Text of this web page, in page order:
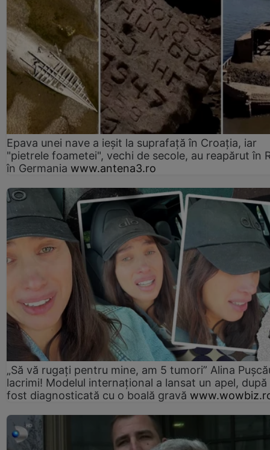
Epava unei nave a ieșit la suprafață în Croația, iar
"pietrele foametei", vechi de secole, au reapărut în
în Germania www.antena3.ro
„Să vă rugați pentru mine, am 5 tumori” Alina
lacrimi! Modelul internațional a lansat un apel, după
fost diagnosticată cu o boală gravă